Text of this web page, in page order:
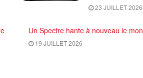
23 JUILLET 2026
Un Spectre hante à nouveau le
19 JUILLET 2026